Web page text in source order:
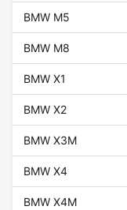
BMW M5
BMW M8
BMW X1
BMW X2
BMW X3M
BMW X4
BMW X4M